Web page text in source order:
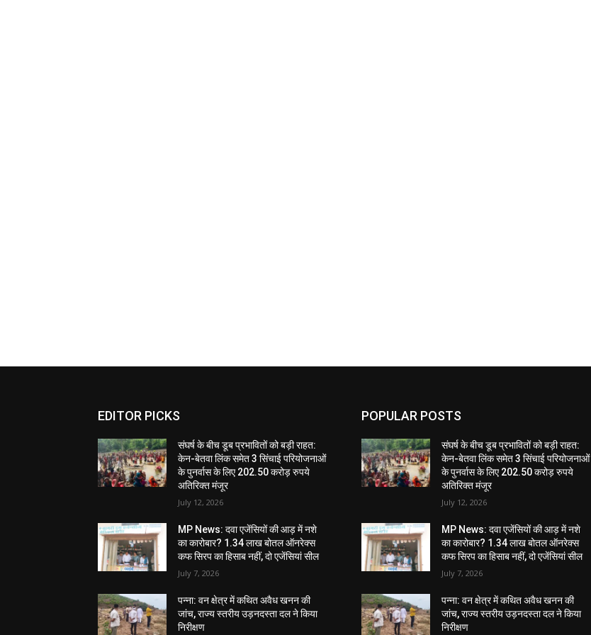
EDITOR PICKS
संघर्ष के बीच डूब प्रभावितों को बड़ी राहत:
केन-बेतवा लिंक समेत 3 सिंचाई परियोजनाओं
के पुनर्वास के लिए 202.50 करोड़ रुपये
अतिरिक्त मंजूर
July 12, 2026
MP News: दवा एजेंसियों की आड़ में नशे
का कारोबार? 1.34 लाख बोतल ऑनरेक्स
कफ सिरप का हिसाब नहीं, दो एजेंसियां सील
July 7, 2026
पन्ना: वन क्षेत्र में कथित अवैध खनन की
जांच, राज्य स्तरीय उड़नदस्ता दल ने किया
निरीक्षण
POPULAR POSTS
संघर्ष के बीच डूब प्रभावितों को बड़ी राहत:
केन-बेतवा लिंक समेत 3 सिंचाई परियोजनाओं
के पुनर्वास के लिए 202.50 करोड़ रुपये
अतिरिक्त मंजूर
July 12, 2026
MP News: दवा एजेंसियों की आड़ में नशे
का कारोबार? 1.34 लाख बोतल ऑनरेक्स
कफ सिरप का हिसाब नहीं, दो एजेंसियां सील
July 7, 2026
पन्ना: वन क्षेत्र में कथित अवैध खनन की
जांच, राज्य स्तरीय उड़नदस्ता दल ने किया
निरीक्षण